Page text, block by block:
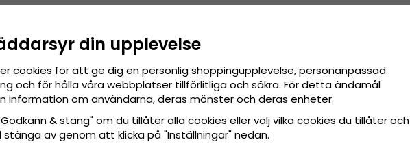
din upplevelse
cookies för att ge dig en personlig shoppingupplevelse, personanpassad
och för hålla våra webbplatser tillförlitliga och säkra. För detta ändamål
information om användarna, deras mönster och deras enheter.
& stäng" om du tillåter alla cookies eller välj vilka cookies du tillåter och
stänga av genom att klicka på "Inställningar" nedan.